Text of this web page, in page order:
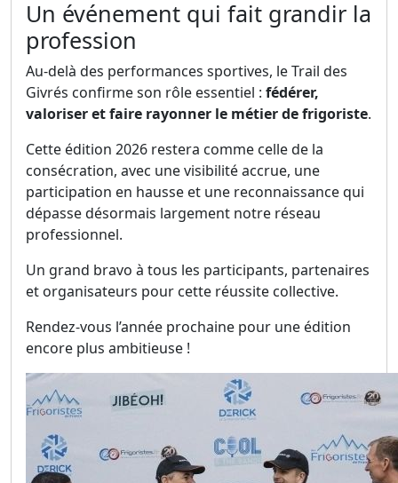
Un événement qui fait grandir la
profession
Au-delà des performances sportives, le Trail des
Givrés confirme son rôle essentiel : fédérer,
valoriser et faire rayonner le métier de frigoriste.
Cette édition 2026 restera comme celle de la
consécration, avec une visibilité accrue, une
participation en hausse et une reconnaissance qui
dépasse désormais largement notre réseau
professionnel.
Un grand bravo à tous les participants, partenaires
et organisateurs pour cette réussite collective.
Rendez-vous l’année prochaine pour une édition
encore plus ambitieuse !